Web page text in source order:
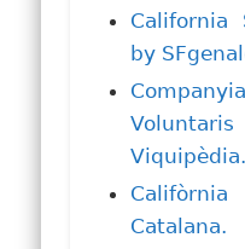
California
by
Viquipèdia.
Catalana.